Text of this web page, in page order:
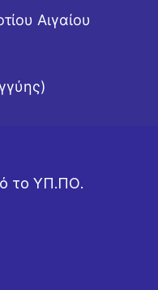
Αιγαίου
το ΥΠ.ΠΟ.